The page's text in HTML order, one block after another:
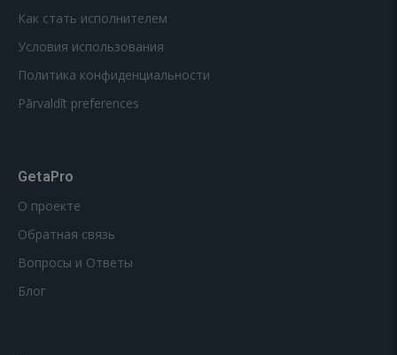
Как стать исполнителем
Условия использования
Политика конфиденциальности
Pārvaldīt preferences
GetaPro
О проекте
Обратная связь
Вопросы и Ответы
Блог